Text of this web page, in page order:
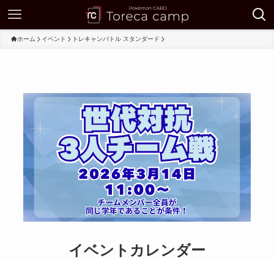
ホーム イベント トレキャンバトル スタンダード
イベントカレンダー